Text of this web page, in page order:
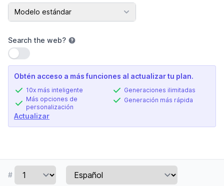
Modelo de IA
Modelo estándar
Search the web?
Usar configuración
Obtén acceso a más funciones al actualizar tu plan.
10x más inteligente
Más opciones de
personalización
Generaciones ilimitadas
Generación más rápida
Actualizar
#